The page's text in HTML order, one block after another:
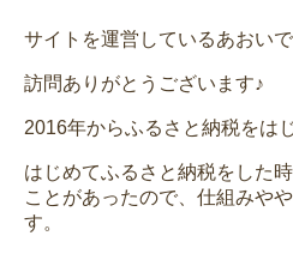
サイトを運営しているあおいで
訪問ありがとうございます♪
2016年からふるさと納税をは
はじめてふるさと納税をした
ことがあったので、仕組みや
す。